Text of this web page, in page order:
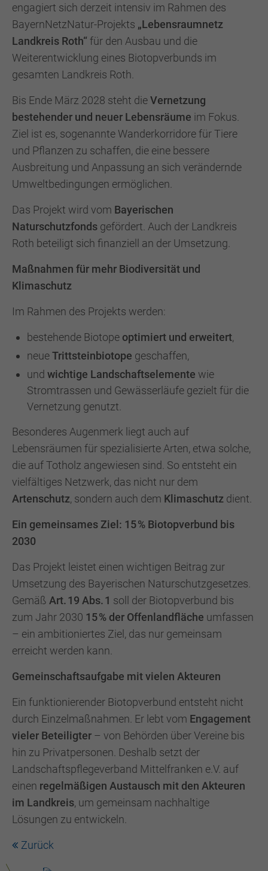
engagiert sich derzeit intensiv im Rahmen des
BayernNetzNatur-Projekts „Lebensraumnetz
Landkreis Roth“ für den Ausbau und die
Weiterentwicklung eines Biotopverbunds im
gesamten Landkreis Roth.
Bis Ende März 2028 steht dieVernetzung
bestehender und neuer Lebensräume im Fokus.
Ziel ist es, sogenannte Wanderkorridore für Tiere
und Pflanzen zu schaffen, die eine bessere
Ausbreitung und Anpassung an sich verändernde
Umweltbedingungen ermöglichen.
Das Projekt wird vom Bayerischen
Naturschutzfonds gefördert. Auch der Landkreis
Roth beteiligt sich finanziell an der Umsetzung.
Maßnahmen für mehr Biodiversität und
Klimaschutz
Im Rahmen des Projekts werden:
bestehende Biotope optimiert und erweitert,
neueTrittsteinbiotope geschaffen,
und wichtige Landschaftselemente wie
Stromtrassen und Gewässerläufe gezielt für die
Vernetzung genutzt.
Besonderes Augenmerk liegt auch auf
Lebensräumen für spezialisierte Arten, etwa solche,
die auf Totholz angewiesen sind. So entsteht ein
vielfältiges Netzwerk, das nicht nur dem
Artenschutz, sondern auch dem Klimaschutz dient.
Ein gemeinsames Ziel: 15 % Biotopverbund bis
2030
Das Projekt leistet einen wichtigen Beitrag zur
Umsetzung des Bayerischen Naturschutzgesetzes.
Gemäß Art. 19 Abs. 1 soll der Biotopverbund bis
zum Jahr 2030 15 % der Offenlandfläche umfassen
– ein ambitioniertes Ziel, das nur gemeinsam
erreicht werden kann.
Gemeinschaftsaufgabe mit vielen Akteuren
Ein funktionierender Biotopverbund entsteht nicht
durch Einzelmaßnahmen. Er lebt vom Engagement
vieler Beteiligter – von Behörden über Vereine bis
hin zu Privatpersonen. Deshalb setzt der
Landschaftspflegeverband Mittelfranken e.V. auf
einen regelmäßigen Austausch mit den Akteuren
im Landkreis, um gemeinsam nachhaltige
Lösungen zu entwickeln.
Zurück